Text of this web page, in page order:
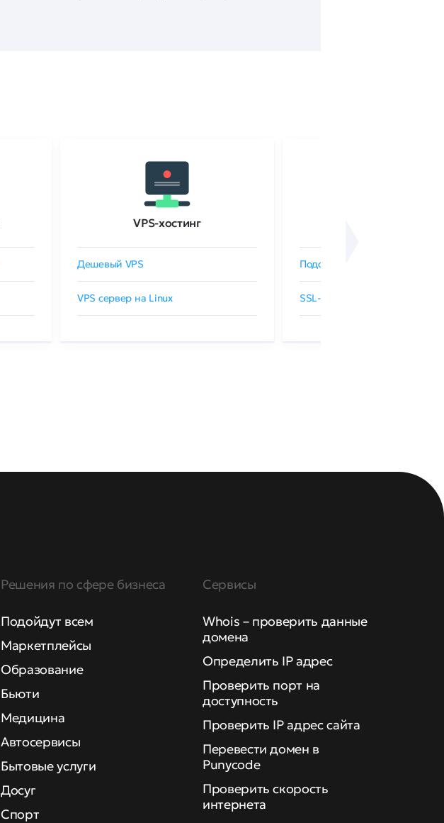
VPS-хостинг
Дешевый VPS
VPS сервер на Linux
Подобрать SSL-сертификат
SSL-сертификаты GlobalSign
Решения по сфере бизнеса
Подойдут всем
Маркетплейсы
Образование
Бьюти
Медицина
Автосервисы
Бытовые услуги
Досуг
Спорт
Сервисы
Whois – проверить данные
домена
Определить IP адрес
Проверить порт на
доступность
Проверить IP адрес сайта
Перевести домен в
Punycode
Проверить скорость
интернета